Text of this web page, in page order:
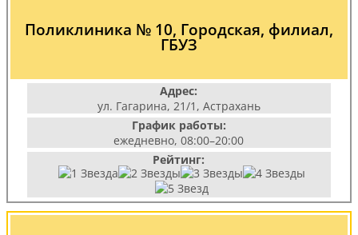
Поликлиника № 10, Городская, филиал,
ГБУЗ
Адрес:
ул. Гагарина, 21/1, Астрахань
График работы:
ежедневно, 08:00–20:00
Рейтинг: